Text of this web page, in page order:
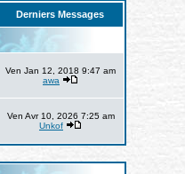
Derniers Messages
Ven Jan 12, 2018 9:47 am
awa
Ven Avr 10, 2026 7:25 am
Unkof